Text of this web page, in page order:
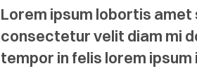
Lorem ipsum lobortis
consectetur velit diam mi
tempor in felis lorem ipsum